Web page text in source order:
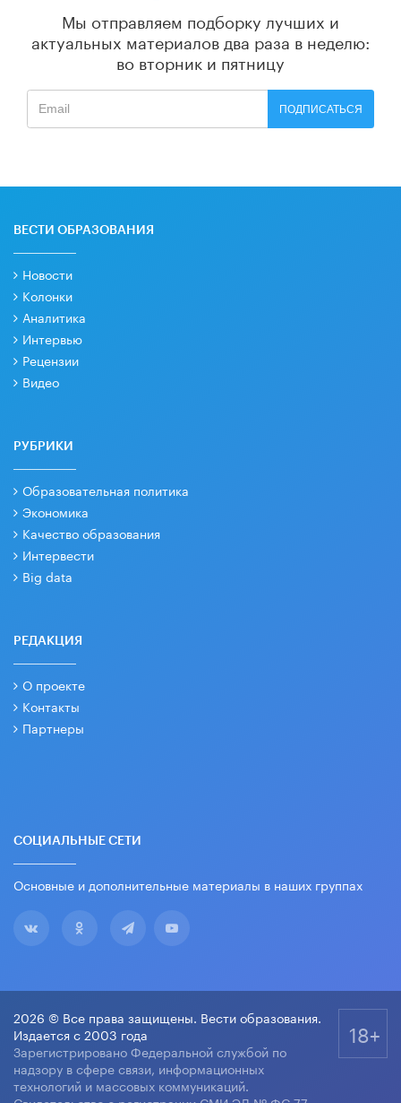
Мы отправляем подборку лучших и
актуальных материалов два раза в неделю:
во вторник и пятницу
ПОДПИСАТЬСЯ
ВЕСТИ ОБРАЗОВАНИЯ
Новости
Колонки
Аналитика
Интервью
Рецензии
Видео
РУБРИКИ
Образовательная политика
Экономика
Качество образования
Интервести
Big data
РЕДАКЦИЯ
О проекте
Контакты
Партнеры
СОЦИАЛЬНЫЕ СЕТИ
Основные и дополнительные материалы в наших группах
2026 © Все права защищены. Вести образования.
Издается с 2003 года
Зарегистрировано Федеральной службой по
надзору в сфере связи, информационных
технологий и массовых коммуникаций.
18+